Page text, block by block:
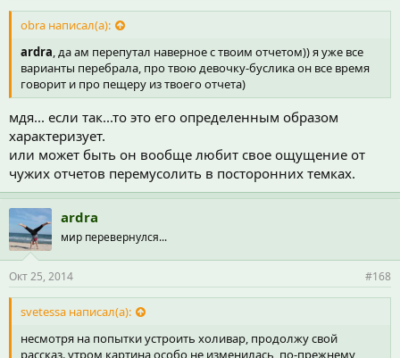
obra написал(а):
ardra, да ам перепутал наверное с твоим отчетом)) я уже все
варианты перебрала, про твою девочку-буслика он все время
говорит и про пещеру из твоего отчета)
мдя... если так...то это его определенным образом
характеризует.
или может быть он вообще любит свое ощущение от
чужих отчетов перемусолить в посторонних темках.
ardra
мир перевернулся...
Окт 25, 2014 #168
svetessa написал(а):
несмотря на попытки устроить холивар, продолжу свой
рассказ. утром картина особо не изменилась, по-прежнему